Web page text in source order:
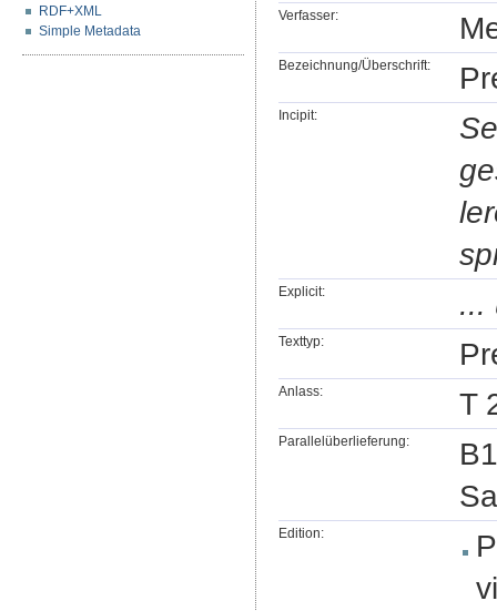
RDF+XML
Simple Metadata
Verfasser:
Bezeichnung/Überschrift:
Incipit:
Explicit: ...
Texttyp:
Anlass: T
Parallelüberlieferung:
Edition: